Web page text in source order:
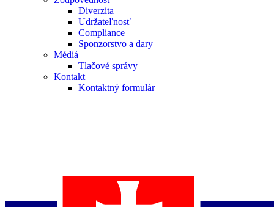
Diverzita
Udržateľnosť
Compliance
Sponzorstvo a dary
Médiá
Tlačové správy
Kontakt
Kontaktný formulár